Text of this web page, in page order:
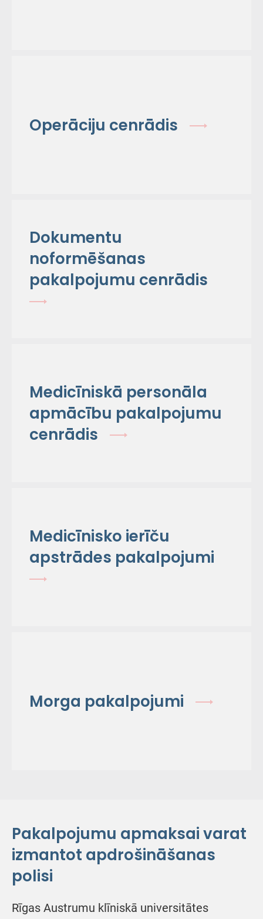
Operāciju cenrādis
Dokumentu
noformēšanas
pakalpojumu cenrādis
Medicīniskā personāla
apmācību pakalpojumu
cenrādis
Medicīnisko ierīču
apstrādes pakalpojumi
Morga pakalpojumi
Pakalpojumu apmaksai varat
izmantot apdrošināšanas
polisi
Rīgas Austrumu klīniskā universitātes